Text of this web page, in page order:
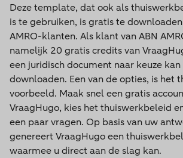
Deze template, dat ook als
is te gebruiken, is gratis te downloaden
AMRO-klanten. Als klant van ABN
namelijk 20 gratis credits van
een juridisch document naar keuze
downloaden. Een van de opties, is het
voorbeeld. Maak snel een gratis
VraagHugo, kies het thuiswerkbeleid
een paar vragen. Op basis van uw
genereert VraagHugo een
waarmee u direct aan de slag kan.